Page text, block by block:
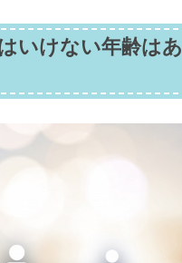
いけない年齢はあ